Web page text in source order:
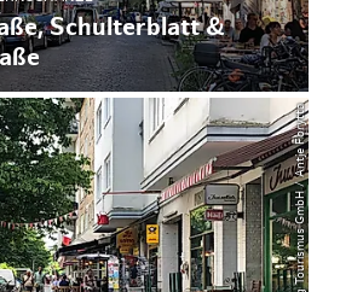
Schulterblatt &
© Hamburg Tourismus GmbH / Antje Forytta